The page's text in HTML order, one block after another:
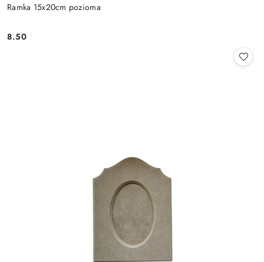
Ramka 15x20cm pozioma
Cena:
8.50